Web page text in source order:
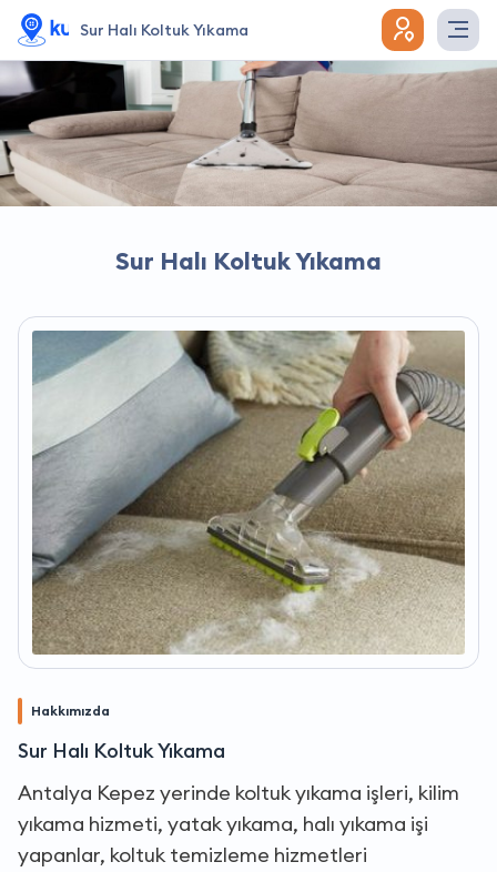
Sur Halı Koltuk Yıkama
Sur Halı Koltuk Yıkama
Hakkımızda
Sur Halı Koltuk Yıkama
Antalya Kepez yerinde koltuk yıkama işleri, kilim
yıkama hizmeti, yatak yıkama, halı yıkama işi
yapanlar, koltuk temizleme hizmetleri